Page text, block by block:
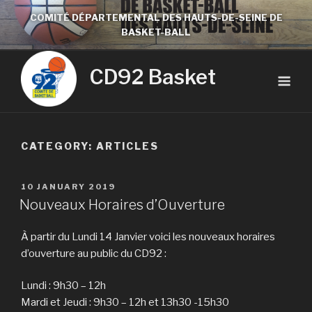
COMITÉ DÉPARTEMENTAL DES HAUTS-DE-SEINE DE
BASKET-BALL
CD92 Basket
CATEGORY: ARTICLES
10 JANUARY 2019
Nouveaux Horaires d’Ouverture
À partir du Lundi 14 Janvier voici les nouveaux horaires
d’ouverture au public du CD92 :
Lundi : 9h30 – 12h
Mardi et Jeudi : 9h30 – 12h et 13h30 -15h30